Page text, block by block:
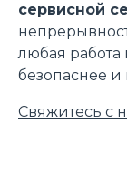
сервисной
любая работа
безопаснее и
Свяжитесь с